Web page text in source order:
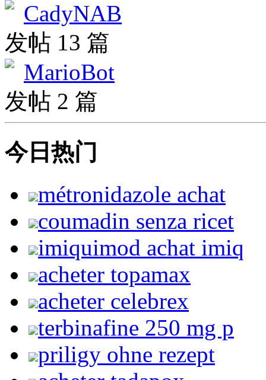
CadyNAB
发帖 13 篇
MarioBot
发帖 2 篇
今日热门
métronidazole achat
coumadin senza ricet
imiquimod achat imiq
acheter topamax
acheter celebrex
terbinafine 250 mg p
priligy ohne rezept